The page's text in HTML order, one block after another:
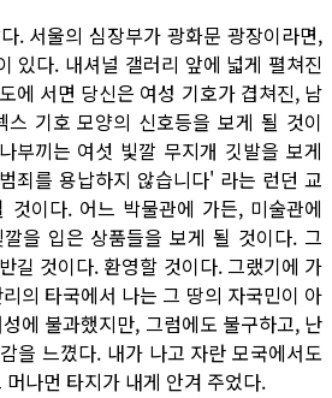
. 서울의 심장부가 광화문 광장이라면,
있다. 내셔널 갤러리 앞에 넓게 펼쳐진
에 서면 당신은 여성 기호가 겹쳐진, 남
기호 모양의 신호등을 보게 될 것이
부끼는 여섯 빛깔 무지개 깃발을 보게
죄를 용납하지 않습니다' 라는 런던 교
것이다. 어느 박물관에 가든, 미술관에
을 입은 상품들을 보게 될 것이다. 그
길 것이다. 환영할 것이다. 그랬기에 가
의 타국에서 나는 그 땅의 자국민이 아
에 불과했지만, 그럼에도 불구하고, 난
을 느꼈다. 내가 나고 자란 모국에서도
나먼 타지가 내게 안겨 주었다.